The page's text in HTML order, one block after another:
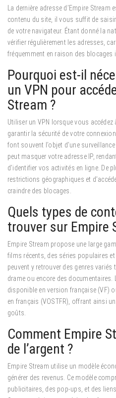
La dernière adresse d’Empire Stream
contenu du site, il vous suffit de
de votre navigateur. Étant donné la
vérifier régulièrement les adresses,
fréquemment en raison des blocages
Pourquoi est-il
un VPN pour
Stream ?
Utiliser un VPN lorsque vous
garantir la sécurité de votre connexion.
font souvent l’objet d’une
peut masquer votre adresse IP,
d’identifier vos activités en ligne. De
restrictions géographiques et
craindre des blocages.
Quels types de
trouver sur Empire
Empire Stream propose une large
films récents, des séries populaires et
peuvent y retrouver des genres variés
drame ou encore des
disponible en version française (VF)
en français (VOSTFR), offrant ainsi
goûts.
Comment Empire
de l’argent ?
Empire Stream utilise un modèle
générer des revenus. Ce modèle
publicitaires, des pop-ups, et des